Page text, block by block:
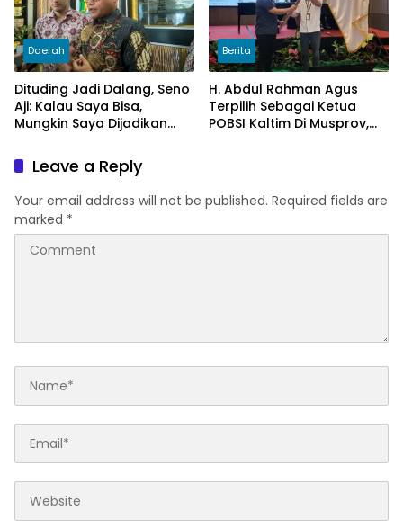
Daerah
Dituding Jadi Dalang, Seno
Aji: Kalau Saya Bisa,
Mungkin Saya Dijadikan
Berita
H. Abdul Rahman Agus
Terpilih Sebagai Ketua
POBSI Kaltim Di Musprov,
Leave a Reply
Your email address will not be published. Required fields are
marked *